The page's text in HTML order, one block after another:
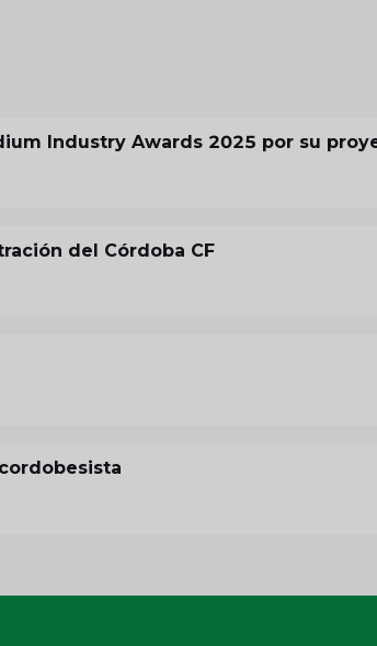
Industry Awards 2025 por su
del Córdoba CF